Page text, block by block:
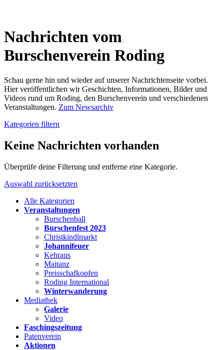
Nachrichten vom
Burschenverein Roding
Schau gerne hin und wieder auf unserer Nachrichtenseite vorbei.
Hier veröffentlichen wir Geschichten, Informationen, Bilder und
Videos rund um Roding, den Burschenverein und verschiedenen
Veranstaltungen. Zum Newsarchiv
Kategorien filtern
Keine Nachrichten vorhanden
Überprüfe deine Filterung und entferne eine Kategorie.
Auswahl zurücksetzten
Alle Kategorien
Veranstaltungen
Burschenball
Burschenfest 2023
Christkindlmarkt
Johannifeuer
Kehraus
Maitanz
Preisschafkopfen
Roding International
Winterwanderung
Mediathek
Galerie
Video
Faschingszeitung
Patenverein
Aktionen